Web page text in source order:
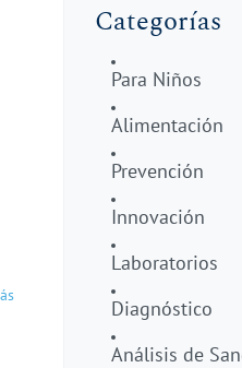
Categorías
Para Niños
Alimentación
Prevención
Innovación
Laboratorios
Diagnóstico
Análisis de